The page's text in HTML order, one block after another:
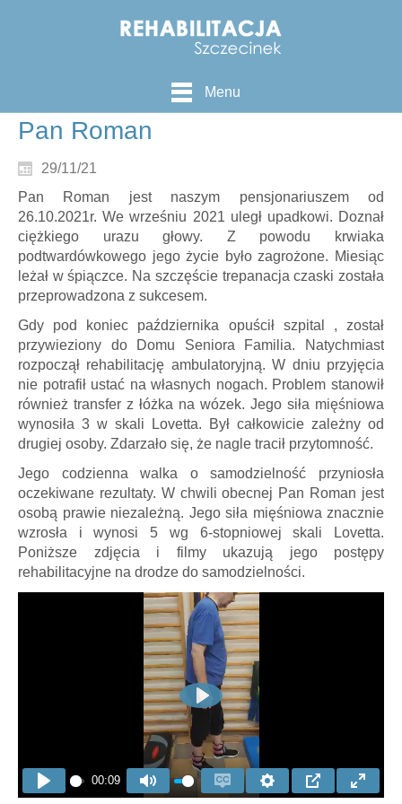
Menu
Pan Roman
29/11/21
Pan Roman jest naszym pensjonariuszem od
26.10.2021r. We wrześniu 2021 uległ upadkowi. Doznał
ciężkiego urazu głowy. Z powodu krwiaka
podtwardówkowego jego życie było zagrożone. Miesiąc
leżał w śpiączce. Na szczęście trepanacja czaski została
przeprowadzona z sukcesem.
Gdy pod koniec października opuścił szpital , został
przywieziony do Domu Seniora Familia. Natychmiast
rozpoczął rehabilitację ambulatoryjną. W dniu przyjęcia
nie potrafił ustać na własnych nogach. Problem stanowił
również transfer z łóżka na wózek. Jego siła mięśniowa
wynosiła 3 w skali Lovetta. Był całkowicie zależny od
drugiej osoby. Zdarzało się, że nagle tracił przytomność.
Jego codzienna walka o samodzielność przyniosła
oczekiwane rezultaty. W chwili obecnej Pan Roman jest
osobą prawie niezależną. Jego siła mięśniowa znacznie
wzrosła i wynosi 5 wg 6-stopniowej skali Lovetta.
Poniższe zdjęcia i filmy ukazują jego postępy
rehabilitacyjne na drodze do samodzielności.
00:09
Play